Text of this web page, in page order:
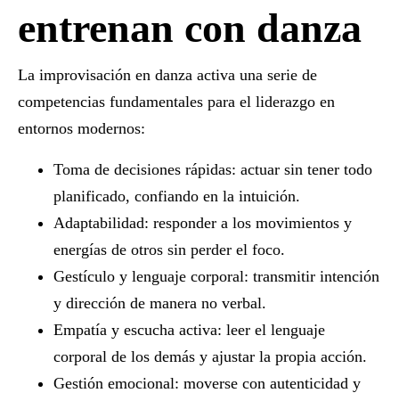
entrenan con danza
La improvisación en danza activa una serie de
competencias fundamentales para el liderazgo en
entornos modernos:
Toma de decisiones rápidas: actuar sin tener todo
planificado, confiando en la intuición.
Adaptabilidad: responder a los movimientos y
energías de otros sin perder el foco.
Gestículo y lenguaje corporal: transmitir intención
y dirección de manera no verbal.
Empatía y escucha activa: leer el lenguaje
corporal de los demás y ajustar la propia acción.
Gestión emocional: moverse con autenticidad y